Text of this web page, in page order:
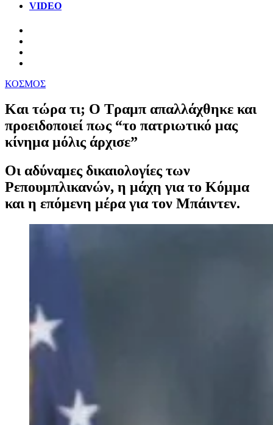
VIDEO
ΚΟΣΜΟΣ
Και τώρα τι; Ο Τραμπ απαλλάχθηκε και
προειδοποιεί πως “το πατριωτικό μας
κίνημα μόλις άρχισε”
Οι αδύναμες δικαιολογίες των
Ρεπουμπλικανών, η μάχη για το Κόμμα
και η επόμενη μέρα για τον Μπάιντεν.